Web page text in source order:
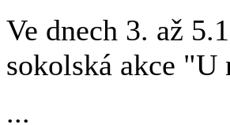
Ve dnech 3. až
sokolská akce
...